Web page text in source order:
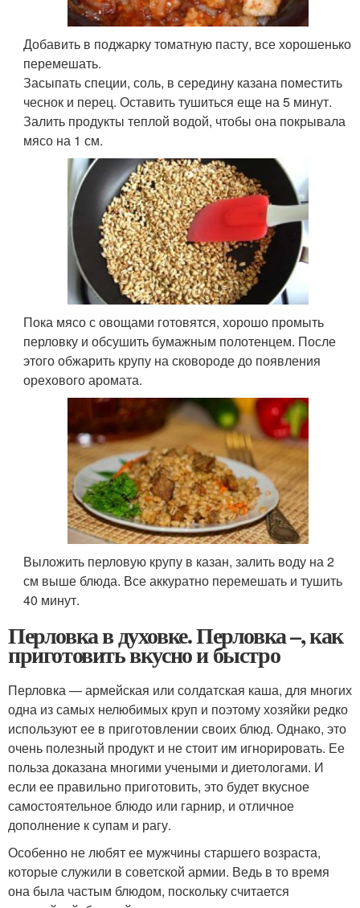
Добавить в поджарку томатную пасту, все хорошенько
перемешать.
Засыпать специи, соль, в середину казана поместить
чеснок и перец. Оставить тушиться еще на 5 минут.
Залить продукты теплой водой, чтобы она покрывала
мясо на 1 см.
Пока мясо с овощами готовятся, хорошо промыть
перловку и обсушить бумажным полотенцем. После
этого обжарить крупу на сковороде до появления
орехового аромата.
Выложить перловую крупу в казан, залить воду на 2
см выше блюда. Все аккуратно перемешать и тушить
40 минут.
Перловка в духовке. Перловка –, как
приготовить вкусно и быстро
Перловка — армейская или солдатская каша, для многих
одна из самых нелюбимых круп и поэтому хозяйки редко
используют ее в приготовлении своих блюд. Однако, это
очень полезный продукт и не стоит им игнорировать. Ее
польза доказана многими учеными и диетологами. И
если ее правильно приготовить, это будет вкусное
самостоятельное блюдо или гарнир, и отличное
дополнение к супам и рагу.
Особенно не любят ее мужчины старшего возраста,
которые служили в советской армии. Ведь в то время
она была частым блюдом, поскольку считается